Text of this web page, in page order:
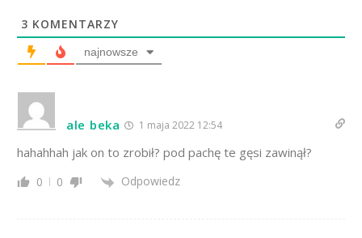
3 KOMENTARZY
najnowsze
ale beka 1 maja 2022 12:54
hahahhah jak on to zrobił? pod pachę te gęsi zawinął?
0 0 Odpowiedz